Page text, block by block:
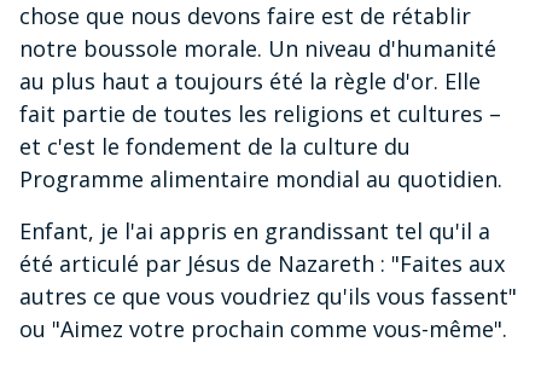
chose que nous devons faire est de rétablir
notre boussole morale. Un niveau d'humanité
au plus haut a toujours été la règle d'or. Elle
fait partie de toutes les religions et cultures –
et c'est le fondement de la culture du
Programme alimentaire mondial au quotidien.
Enfant, je l'ai appris en grandissant tel qu'il a
été articulé par Jésus de Nazareth : "Faites aux
autres ce que vous voudriez qu'ils vous fassent"
ou "Aimez votre prochain comme vous-même".